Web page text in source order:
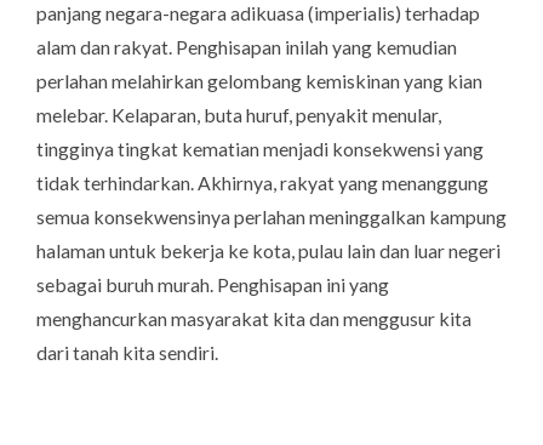
panjang negara-negara adikuasa (imperialis) terhadap
alam dan rakyat. Penghisapan inilah yang kemudian
perlahan melahirkan gelombang kemiskinan yang kian
melebar. Kelaparan, buta huruf, penyakit menular,
tingginya tingkat kematian menjadi konsekwensi yang
tidak terhindarkan. Akhirnya, rakyat yang menanggung
semua konsekwensinya perlahan meninggalkan kampung
halaman untuk bekerja ke kota, pulau lain dan luar negeri
sebagai buruh murah. Penghisapan ini yang
menghancurkan masyarakat kita dan menggusur kita
dari tanah kita sendiri.